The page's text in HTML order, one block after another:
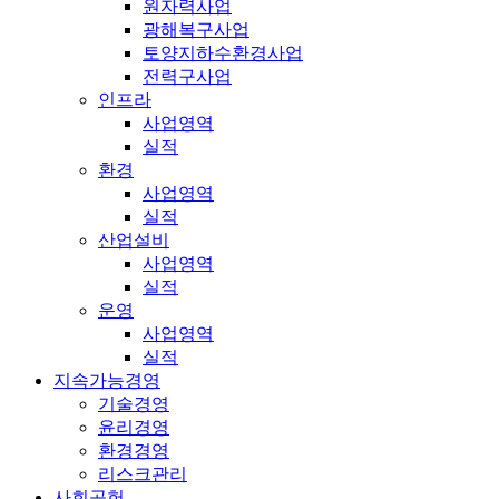
원자력사업
광해복구사업
토양지하수환경사업
전력구사업
인프라
사업영역
실적
환경
사업영역
실적
산업설비
사업영역
실적
운영
사업영역
실적
지속가능경영
기술경영
윤리경영
환경경영
리스크관리